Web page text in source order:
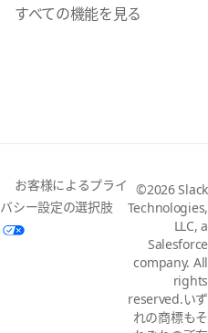
すべての機能を見る
お客様によるプライ
バシー設定の選択肢
©2026 Slack
Technologies,
LLC, a
Salesforce
company. All
rights
reserved.いず
れの商標もそ